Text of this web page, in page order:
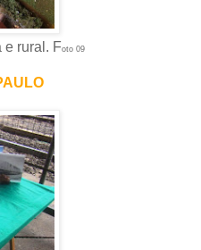
e rural. Foto 09